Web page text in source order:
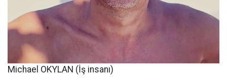
Michael OKYLAN (İş insanı)